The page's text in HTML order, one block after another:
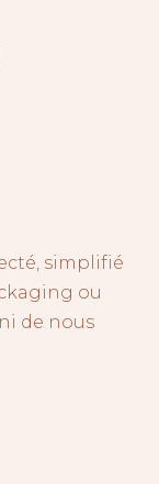
simplifié
ou
de nous